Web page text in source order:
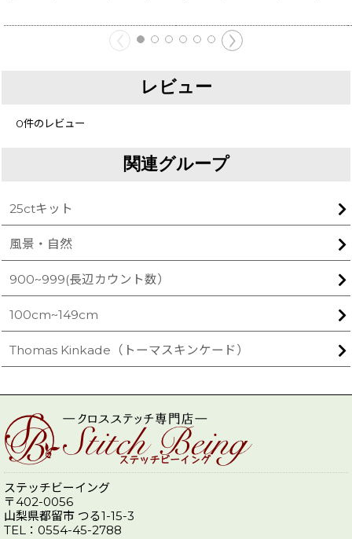
レビュー
0件のレビュー
関連グループ
25ctキット
風景・自然
900~999(長辺カウント数）
100cm~149cm
Thomas Kinkade（トーマスキンケード）
ステッチビーイング
〒402-0056
山梨県都留市 つる1-15-3
TEL：0554-45-2788